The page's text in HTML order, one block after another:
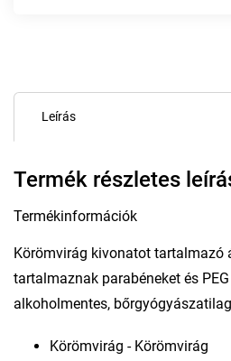
Leírás
Termék részletes
Termékinformációk
Körömvirág kivonatot tartalmazó
tartalmaznak parabéneket és
alkoholmentes,
Körömvirág - Körömvirág